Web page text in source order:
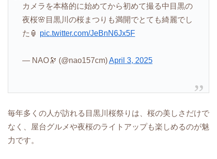
カメラを本格的に始めてから初めて撮る中目黒の
夜桜🌸目黒川の桜まつりも満開でとても綺麗でし
た🏮 pic.twitter.com/JeBnN6Jx5F
— NAO🔭 (@nao157cm)April 3, 2025
毎年多くの人が訪れる目黒川桜祭りは、桜の美しさだけで
なく、屋台グルメや夜桜のライトアップも楽しめるのが魅
力です。